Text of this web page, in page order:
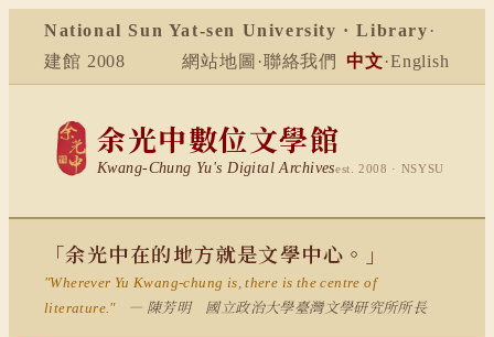
National Sun Yat-sen University · Library ·
建館 2008
網站地圖 ·聯絡我們 中文·English
余光中數位文學館
Kwang-Chung Yu's Digital Archivesest. 2008 · NSYSU
「余光中在的地方就是文學中心。」
"Wherever Yu Kwang-chung is, there is the centre of
literature."
— 陳芳明 國立政治大學臺灣文學研究所所長